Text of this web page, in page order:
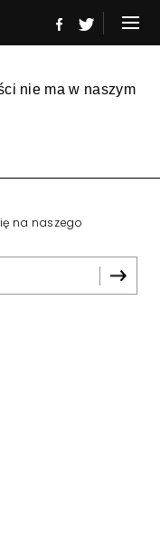
nie ma w naszym
na naszego